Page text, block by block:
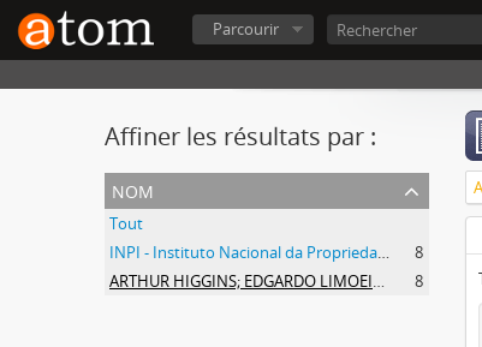
Parcourir
Affiner les résultats par :
nom
Tout
INPI - Instituto Nacional da Propriedade Industrial
8
ARTHUR HIGGINS; EDGARDO LIMOEIRO
8